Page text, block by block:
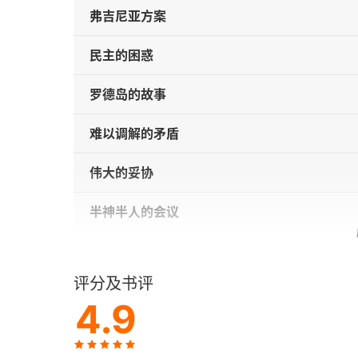
弗吉尼亚方案
民主的困惑
罗德岛的故事
难以调解的矛盾
伟大的妥协
半神半人的会议
汉密尔顿的功绩
1804年的信号
评分及书评
4.9